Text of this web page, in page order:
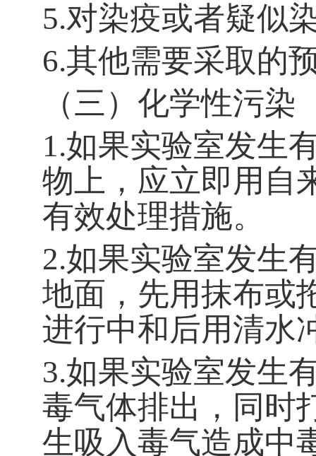
5.对染疫或者疑似
6.其他需要采取的
（三）化学性污染
1.如果实验室发生
物上，应立即用自
有效处理措施。
2.如果实验室发生
地面，先用抹布或
进行中和后用清水
3.如果实验室发生
毒气体排出，同时
生吸入毒气造成中